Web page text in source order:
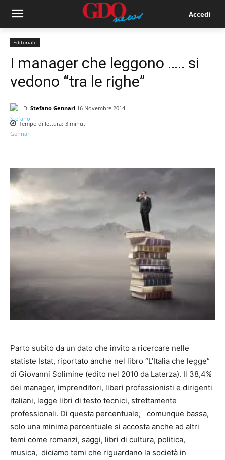
Accedi
Editoriale
I manager che leggono ….. si
vedono “tra le righe”
Di Stefano Gennari 16 Novembre 2014
Tempo di lettura: 3 minuti
Parto subito da un dato che invito a ricercare nelle
statiste Istat, riportato anche nel libro “L’Italia che legge”
di Giovanni Solimine (edito nel 2010 da Laterza). Il 38,4%
dei manager, imprenditori, liberi professionisti e dirigenti
italiani, legge libri di testo tecnici, strettamente
professionali. Di questa percentuale, comunque bassa,
solo una minima percentuale si accosta anche ad altri
temi come romanzi, saggi, libri di cultura, politica,
musica, diciamo temi che riguardano la società in